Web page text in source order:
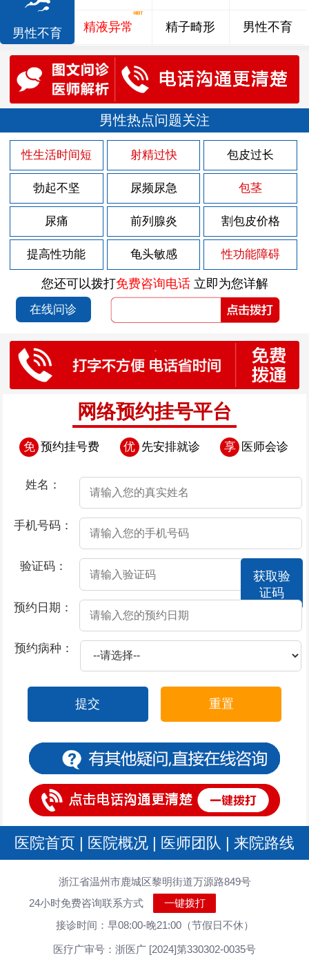
男性不育 精液异常 精子畸形 男性不育
男性热点问题关注
性生活时间短 射精过快 包皮过长
勃起不坚 尿频尿急 包茎
尿痛 前列腺炎 割包皮价格
提高性功能 龟头敏感 性功能障碍
您还可以拨打免费咨询电话立即为您详解
在线问诊
网络预约挂号平台
免 预约挂号费 优 先安排就诊 享 医师会诊
姓名：
手机号码：
验证码：
获取验
证码
预约日期：
预约病种：
提交 重置
医院首页 | 医院概况 | 医师团队 | 来院路线
浙江省温州市鹿城区黎明街道万源路849号
24小时免费咨询联系方式
一键拨打
接诊时间：早08:00-晚21:00（节假日不休）
医疗广审号：浙医广 [2024]第330302-0035号